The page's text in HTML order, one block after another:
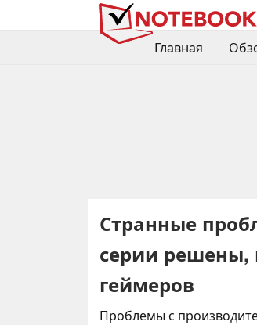
Главная
Странные
серии решены,
геймеров
Проблемы с